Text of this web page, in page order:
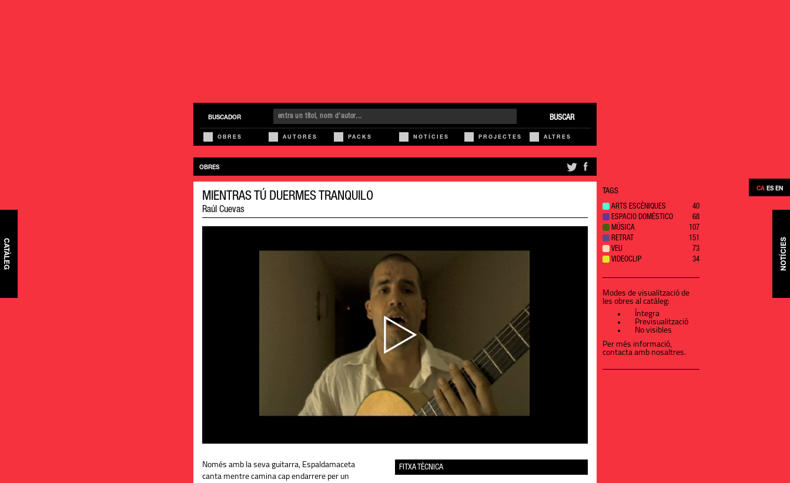
CATÀLEG
CA ES EN
NOTÍCIES
BUSCADOR BUSCAR
OBRES AUTORES PACKS NOTÍCIES PROJECTES ALTRES
OBRES
MIENTRAS TÚ DUERMES TRANQUILO
Raúl Cuevas
Només amb la seva guitarra, Espaldamaceta
canta mentre camina cap endarrere per un
FITXA TÈCNICA
TAGS
ARTS ESCÈNIQUES
40
ESPACIO DOMÉSTICO
68
MÚSICA
107
RETRAT
151
VEU
73
VIDEOCLIP
34
Modes de visualització de
les obres al catàleg:
Íntegra
Previsualització
No visibles
Per més informació,
contacta amb nosaltres.